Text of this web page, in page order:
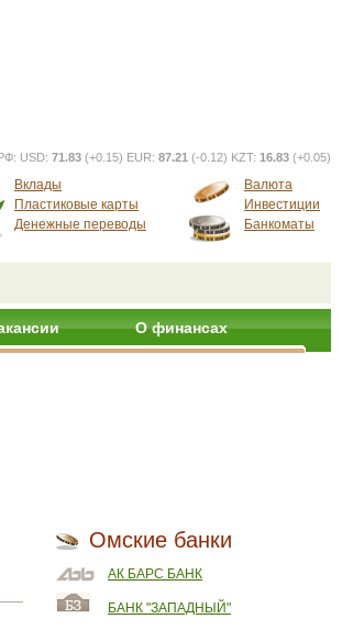
USD: 71.83 (+0.15) EUR: 87.21 (-0.12) KZT: 16.83 (+0.05)
Вклады
Пластиковые карты
Денежные переводы
Валюта
Инвестиции
Банкоматы
О финансах
Омские банки
АК БАРС БАНК
БАНК "ЗАПАДНЫЙ"